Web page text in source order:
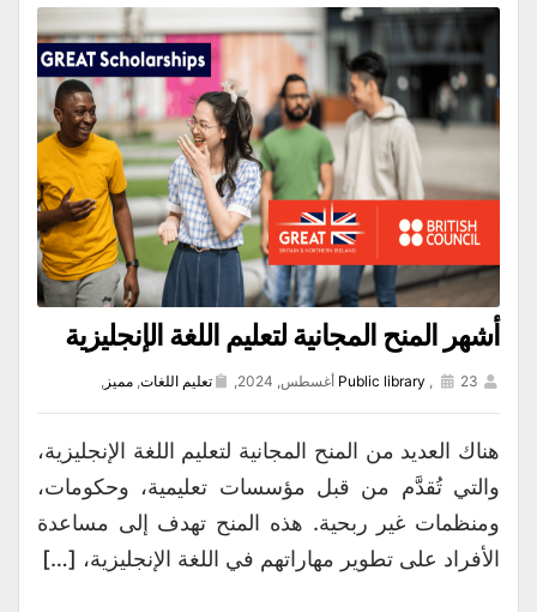
أشهر المنح المجانية لتعليم اللغة الإنجليزية
Public library , 23 أغسطس, 2024, تعليم اللغات, مميز ,
هناك العديد من المنح المجانية لتعليم اللغة الإنجليزية،
والتي تُقدَّم من قبل مؤسسات تعليمية، وحكومات،
ومنظمات غير ربحية. هذه المنح تهدف إلى مساعدة
الأفراد على تطوير مهاراتهم في اللغة الإنجليزية، […]